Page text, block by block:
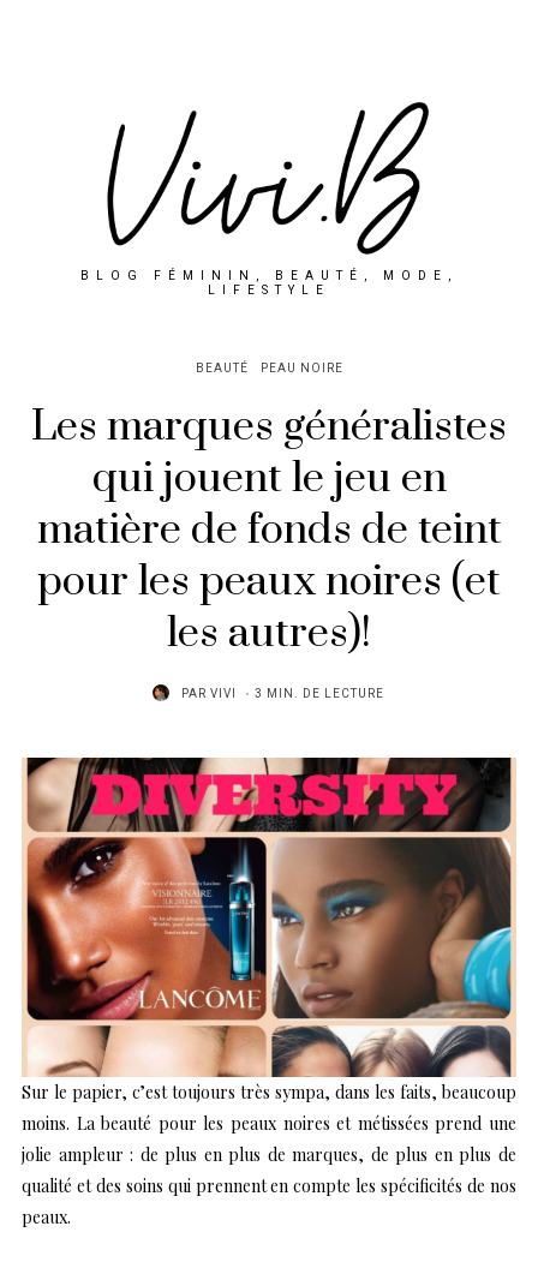
BLOG FÉMININ, BEAUTÉ, MODE,
LIFESTYLE
BEAUTÉ PEAU NOIRE
Les marques généralistes
qui jouent le jeu en
matière de fonds de teint
pour les peaux noires (et
les autres)!
PAR VIVI 3 MIN. DE LECTURE
Sur le papier, c’est toujours très sympa, dans les faits, beaucoup
moins. La beauté pour les peaux noires et métissées prend une
jolie ampleur : de plus en plus de marques, de plus en plus de
qualité et des soins qui prennent en compte les spécificités de nos
peaux.